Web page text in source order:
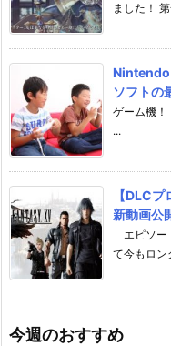
ました！
Nintendo
ソフトの
ゲーム機
...
【DLC
新動画公
エピソー
て今もロン
今週のおすすめ